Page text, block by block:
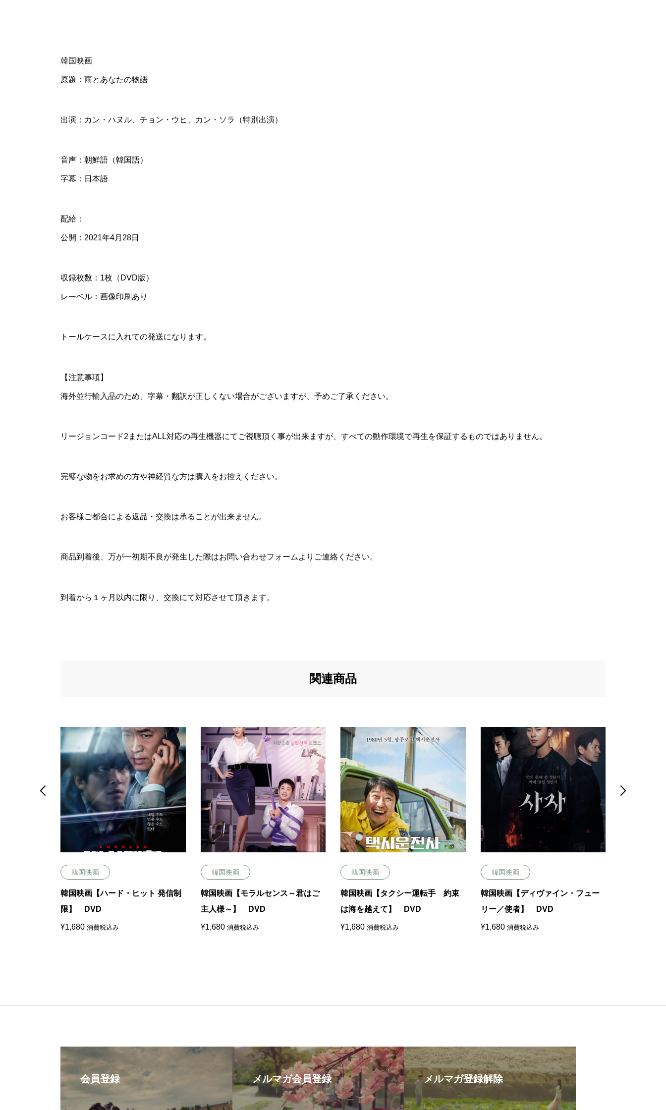
韓国映画
原題：雨とあなたの物語
出演：カン・ハヌル、チョン・ウヒ、カン・ソラ（特別出演）
音声：朝鮮語（韓国語）
字幕：日本語
配給：
公開：2021年4月28日
収録枚数：1枚（DVD版）
レーベル：画像印刷あり
トールケースに入れての発送になります。
【注意事項】
海外並行輸入品のため、字幕・翻訳が正しくない場合がございますが、予めご了承ください。
リージョンコード2またはALL対応の再生機器にてご視聴頂く事が出来ますが、すべての動作環境で再生を保証するものではありません。
完璧な物をお求めの方や神経質な方は購入をお控えください。
お客様ご都合による返品・交換は承ることが出来ません。
商品到着後、万が一初期不良が発生した際はお問い合わせフォームよりご連絡ください。
到着から１ヶ月以内に限り、交換にて対応させて頂きます。
関連商品
韓国映画
韓国映画【ハード・ヒット 発信制
限】 DVD
¥1,680 消費税込み
韓国映画
韓国映画【モラルセンス～君はご
主人様～】 DVD
¥1,680 消費税込み
韓国映画
韓国映画【タクシー運転手 約束
は海を越えて】 DVD
¥1,680 消費税込み
韓国映画
韓国映画【ディヴァイン・フュー
リー／使者】 DVD
¥1,680 消費税込み
 
会員登録 メルマガ会員登録 メルマガ登録解除